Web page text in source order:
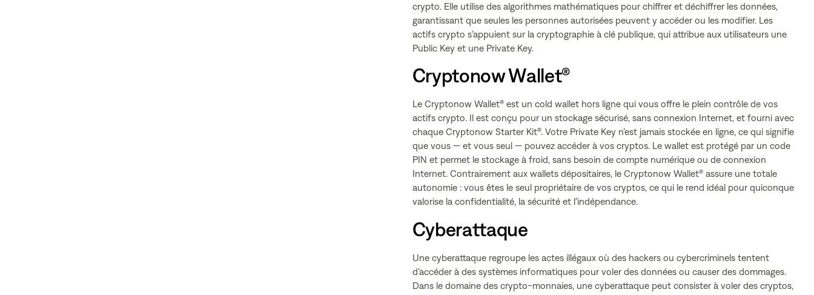
crypto. Elle utilise des algorithmes mathématiques pour chiffrer et déchiffrer les données,
garantissant que seules les personnes autorisées peuvent y accéder ou les modifier. Les
actifs crypto s’appuient sur la cryptographie à clé publique, qui attribue aux utilisateurs une
Public Key et une Private Key.
Cryptonow Wallet®
Le Cryptonow Wallet® est un cold wallet hors ligne qui vous offre le plein contrôle de vos
actifs crypto. Il est conçu pour un stockage sécurisé, sans connexion Internet, et fourni avec
chaque Cryptonow Starter Kit®. Votre Private Key n’est jamais stockée en ligne, ce qui signifie
que vous — et vous seul — pouvez accéder à vos cryptos. Le wallet est protégé par un code
PIN et permet le stockage à froid, sans besoin de compte numérique ou de connexion
Internet. Contrairement aux wallets dépositaires, le Cryptonow Wallet® assure une totale
autonomie : vous êtes le seul propriétaire de vos cryptos, ce qui le rend idéal pour quiconque
valorise la confidentialité, la sécurité et l’indépendance.
Cyberattaque
Une cyberattaque regroupe les actes illégaux où des hackers ou cybercriminels tentent
d’accéder à des systèmes informatiques pour voler des données ou causer des dommages.
Dans le domaine des crypto-monnaies, une cyberattaque peut consister à voler des cryptos,